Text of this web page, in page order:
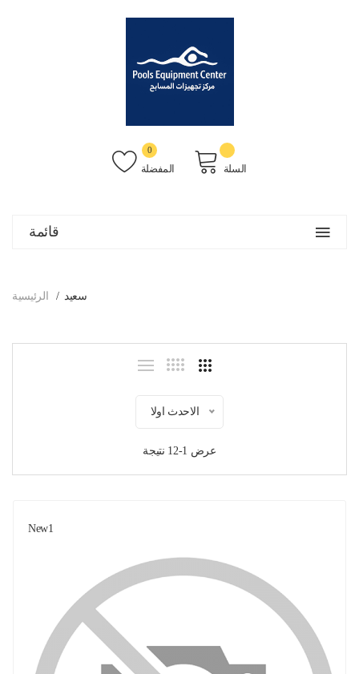
المفضلة
0
السلة
قائمة
الرئيسية سعيد
الاحدث اولا
عرض 1-12 نتيجة
New1